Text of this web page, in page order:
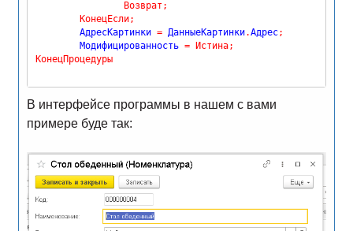
Возврат ;
КонецЕсли;
	АдресКартинки
= ДанныеКартинки.Адрес;
	Модифицированность
= Истина;
КонецПроцедуры
В интерфейсе программы в нашем с вами
примере буде так: